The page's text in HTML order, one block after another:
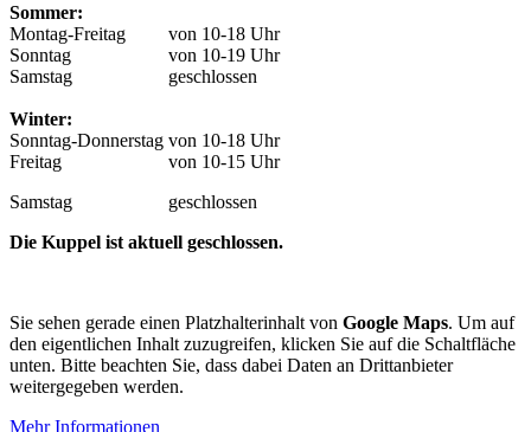
Sommer:
Montag-Freitag
von 10-18 Uhr
Sonntag
von 10-19 Uhr
Samstag
geschlossen
Winter:
Sonntag-Donnerstag von 10-18 Uhr
Freitag
von 10-15 Uhr
Samstag
geschlossen
Die Kuppel ist aktuell geschlossen.
Sie sehen gerade einen Platzhalterinhalt von Google Maps. Um auf
den eigentlichen Inhalt zuzugreifen, klicken Sie auf die Schaltfläche
unten. Bitte beachten Sie, dass dabei Daten an Drittanbieter
weitergegeben werden.
Mehr Informationen